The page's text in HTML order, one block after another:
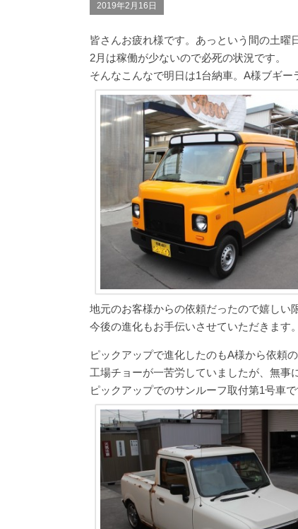
2019年2月16日
皆さんお疲れ様です。あっという間の土曜日
2月は稼働が少ないので必死の状況です。
そんなこんなで明日は1台納車。A様ブギー
地元のお客様からの依頼だったので嬉しい
今後の進化もお手伝いさせていただきます。
ピックアップで進化したのもA様から依頼の
工場チョーが一苦労していましたが、無事
ピックアップでのサンルーフ取付第1号車